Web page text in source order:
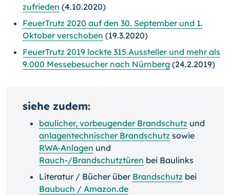
zufrieden (4.10.2020)
FeuerTrutz 2020 auf den 30. September und 1.
Oktober verschoben (19.3.2020)
FeuerTrutz 2019 lockte 315 Aussteller und mehr als
9.000 Messebesucher nach Nürnberg (24.2.2019)
siehe zudem:
baulicher, vorbeugender Brandschutz und
anlagentechnischer Brandschutz sowie
RWA-Anlagen und
Rauch-/Brandschutztüren bei Baulinks
Literatur / Bücher über Brandschutz bei
Baubuch / Amazon.de